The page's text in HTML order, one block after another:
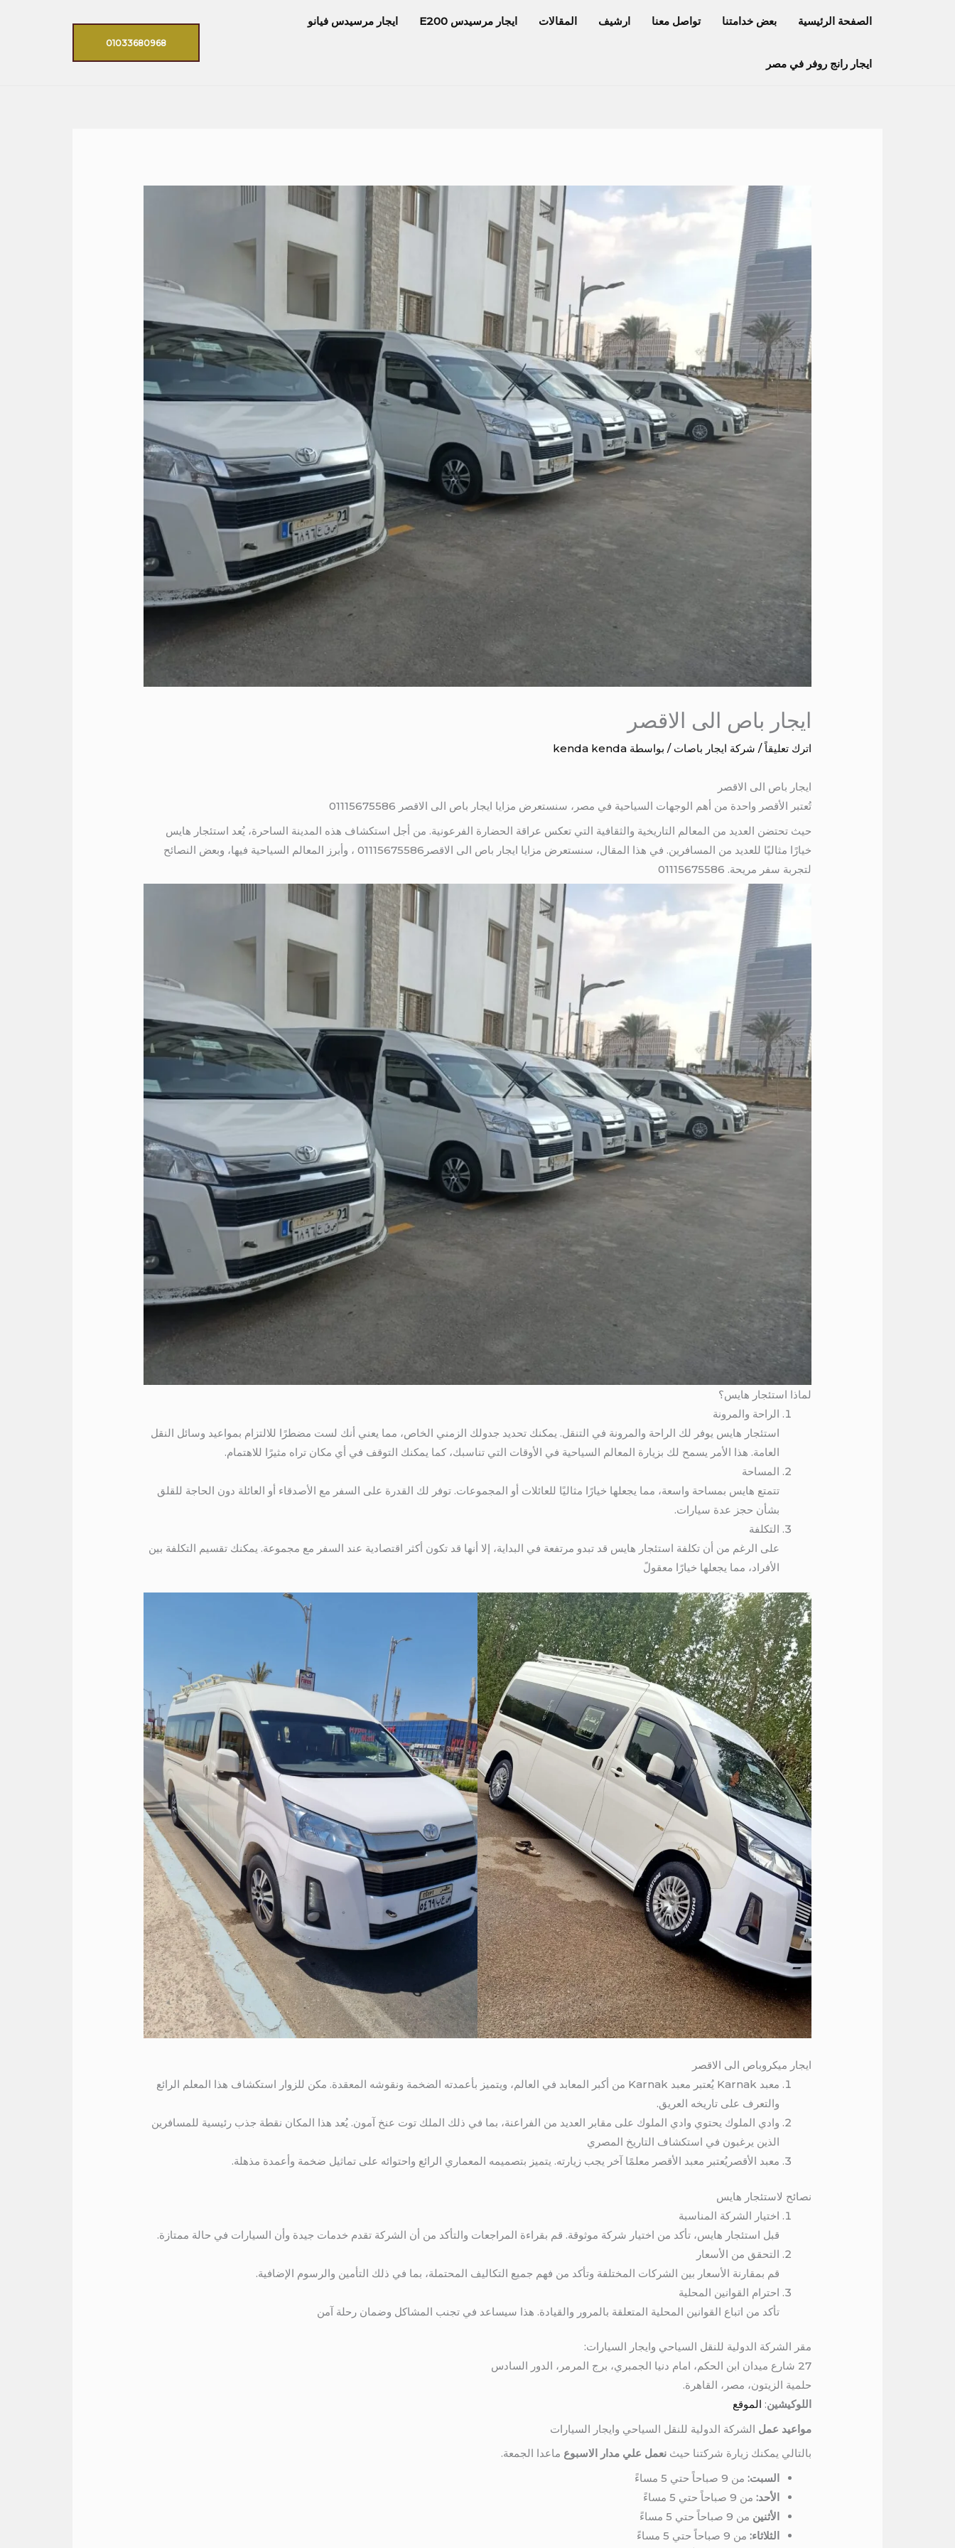
الصفحة الرئيسية بعض خدامتنا تواصل معنا ارشيف المقالات ايجار مرسيدس E200 ايجار مرسيدس فيانو
ايجار رانج روفر في مصر
01033680968
ايجار باص الى الاقصر
اترك تعليقاً / شركة ايجار باصات / بواسطة kenda kenda
ايجار باص الى الاقصر
تُعتبر الأقصر واحدة من أهم الوجهات السياحية في مصر، سنستعرض مزايا ايجار باص الى الاقصر 01115675586
حيث تحتضن العديد من المعالم التاريخية والثقافية التي تعكس عراقة الحضارة الفرعونية. من أجل استكشاف هذه المدينة الساحرة، يُعد استئجار هايس
خيارًا مثاليًا للعديد من المسافرين. في هذا المقال، سنستعرض مزايا ايجار باص الى الاقصر01115675586 ، وأبرز المعالم السياحية فيها، وبعض النصائح
لتجربة سفر مريحة. 01115675586
لماذا استئجار هايس؟
الراحة والمرونة
استئجار هايس يوفر لك الراحة والمرونة في التنقل. يمكنك تحديد جدولك الزمني الخاص، مما يعني أنك لست مضطرًا للالتزام بمواعيد وسائل النقل
العامة. هذا الأمر يسمح لك بزيارة المعالم السياحية في الأوقات التي تناسبك، كما يمكنك التوقف في أي مكان تراه مثيرًا للاهتمام.
المساحة
تتمتع هايس بمساحة واسعة، مما يجعلها خيارًا مثاليًا للعائلات أو المجموعات. توفر لك القدرة على السفر مع الأصدقاء أو العائلة دون الحاجة للقلق
بشأن حجز عدة سيارات.
التكلفة
على الرغم من أن تكلفة استئجار هايس قد تبدو مرتفعة في البداية، إلا أنها قد تكون أكثر اقتصادية عند السفر مع مجموعة. يمكنك تقسيم التكلفة بين
الأفراد، مما يجعلها خيارًا معقولً
ايجار ميكروباص الى الاقصر
معبد Karnak يُعتبر معبد Karnak من أكبر المعابد في العالم، ويتميز بأعمدته الضخمة ونقوشه المعقدة. مكن للزوار استكشاف هذا المعلم الرائع
والتعرف على تاريخه العريق.
وادي الملوك يحتوي وادي الملوك على مقابر العديد من الفراعنة، بما في ذلك الملك توت عنخ آمون. يُعد هذا المكان نقطة جذب رئيسية للمسافرين
الذين يرغبون في استكشاف التاريخ المصري
معبد الأقصريُعتبر معبد الأقصر معلمًا آخر يجب زيارته. يتميز بتصميمه المعماري الرائع واحتوائه على تماثيل ضخمة وأعمدة مذهلة.
نصائح لاستئجار هايس
اختيار الشركة المناسبة
قبل استئجار هايس، تأكد من اختيار شركة موثوقة. قم بقراءة المراجعات والتأكد من أن الشركة تقدم خدمات جيدة وأن السيارات في حالة ممتازة.
التحقق من الأسعار
قم بمقارنة الأسعار بين الشركات المختلفة وتأكد من فهم جميع التكاليف المحتملة، بما في ذلك التأمين والرسوم الإضافية.
احترام القوانين المحلية
تأكد من اتباع القوانين المحلية المتعلقة بالمرور والقيادة. هذا سيساعد في تجنب المشاكل وضمان رحلة آمن
مقر الشركة الدولية للنقل السياحي وايجار السيارات:
27 شارع ميدان ابن الحكم، امام دنيا الجمبري، برج المرمر، الدور السادس
حلمية الزيتون، مصر، القاهرة.
اللوكيشين: الموقع
مواعيد عمل الشركة الدولية للنقل السياحي وايجار السيارات
بالتالي يمكنك زيارة شركتنا حيثنعمل علي مدار الاسبوع ماعدا الجمعة.
السبت: من 9 صباحاً حتي 5 مساءً
الأحد: من 9 صباحاً حتي 5 مساءً
الأثنين من 9 صباحاً حتي 5 مساءً
الثلاثاء: من 9 صباحاً حتي 5 مساءً